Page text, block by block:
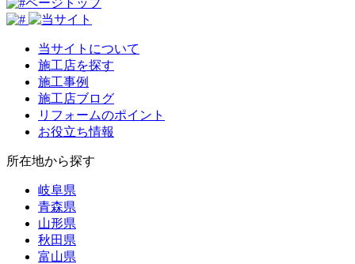
当サイトについて
施工店を探す
施工事例
施工店ブログ
リフォームのポイント
お役立ち情報
所在地から探す
岐阜県
青森県
山形県
秋田県
富山県